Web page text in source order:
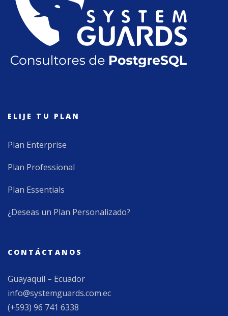
ELIJE TU PLAN
Plan Enterprise
Plan Professional
Plan Essentials
¿Deseas un Plan Personalizado?
CONTÁCTANOS
Guayaquil – Ecuador
info@systemguards.com.ec
(+593) 96 741 6338